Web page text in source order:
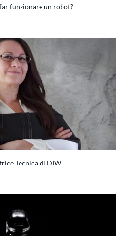
funzionare un robot?
Tecnica di DIW